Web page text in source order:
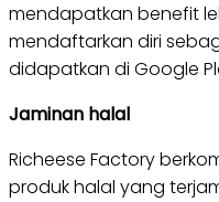
mendapatkan benefit
mendaftarkan diri
didapatkan di Google
Jaminan halal
Richeese Factory
produk halal yang